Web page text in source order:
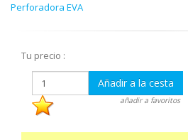
Perforadora EVA
Tu precio :
Añadir a la cesta
añadir a favoritos